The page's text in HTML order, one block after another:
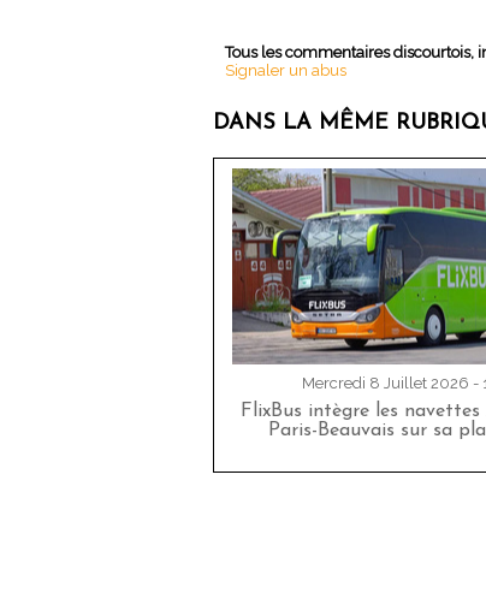
Tous les commentaires discourtois,
Signaler un abus
DANS LA MÊME
Mercredi 8 Juillet 2026 -
FlixBus intègre les navettes
Paris-Beauvais sur sa